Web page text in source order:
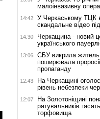
малоінвазивну
14:42
У Черкаському ТЦК
скандальне відео
14:30
Черкащина - новий
українського
13:06
СБУ викрила
поширювала
пропаганду
12:43
На Черкащині
рівень небезпеки
12:07
На Золотоніщині
рятувальників
торфовища